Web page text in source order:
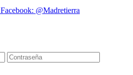
Facebook: @Madretierra